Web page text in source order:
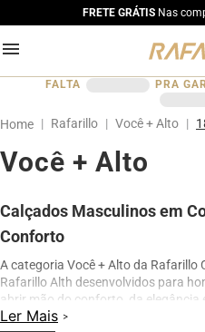
FRETE GRÁTIS Nas
FALTA PRA
Rafarillo Você + Alto
Você + Alto
Calçados Masculinos em
Conforto
A categoria Você + Alto da Rafarillo
Rafarillo Alth desenvolvidos para
abrir mão do conforto, da elegância
Os calçados contam com elevação
Ler Mais